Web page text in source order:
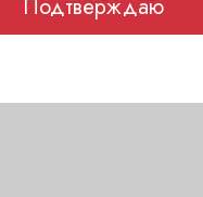
Подтверждаю